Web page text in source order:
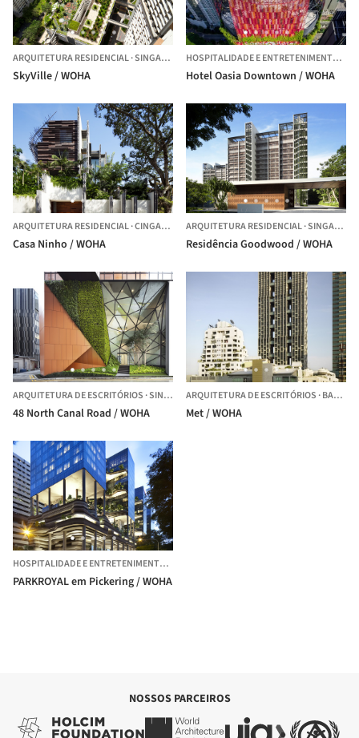
ARQUITETURA RESIDENCIAL·SINGAPURA, SINGAPURA
SkyVille / WOHA
HOSPITALIDADE E ENTRETENIMENTO·
Hotel Oasia Downtown / WOHA
ARQUITETURA RESIDENCIAL·CINGAPURA, SINGAPURA
Casa Ninho / WOHA
ARQUITETURA RESIDENCIAL·SINGAPURA,
Residência Goodwood / WOHA
ARQUITETURA DE ESCRITÓRIOS ·SINGAPURA, SINGAPURA
48 North Canal Road / WOHA
ARQUITETURA DE ESCRITÓRIOS ·BANGCOC,
Met / WOHA
HOSPITALIDADE E ENTRETENIMENTO·
PARKROYAL em Pickering / WOHA